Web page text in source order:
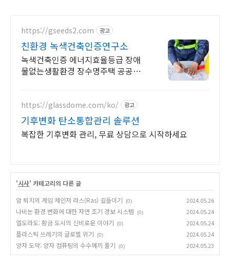
https://gseeds2.com 광고
친환경 녹색건축인증연구소
녹색건축인증 에너지효율등급 장애
물없는생활환경 장수명주택 공공기
https://glassdome.com/ko/ 광고
기후변화 탄소통합관리 솔루션
복잡한 기후변화 관리, 무료 상담으로 시작하세요
'시사' 카테고리의 다른 글
암 퇴치의 게임 체인저 라스(Ras) 길들이기
(0) 2024.05.26
나비는 환경 변화에 대한 자연 조기 경보 시스템 (0) 2024.05.24
엘도라도: 황금 도시의 신비로운 이야기 (0) 2024.05.24
플라스틱 쓰레기의 글로벌 위기 (0) 2024.05.24
양자 도약: 양자 컴퓨팅의 수수께끼 풀기 (0) 2024.05.23